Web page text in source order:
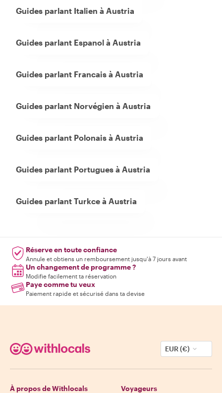
Guides parlant Italien à Austria
Guides parlant Espanol à Austria
Guides parlant Francais à Austria
Guides parlant Norvégien à Austria
Guides parlant Polonais à Austria
Guides parlant Portugues à Austria
Guides parlant Turkce à Austria
Réserve en toute confiance
Annule et obtiens un remboursement jusqu'à 7 jours avant
Un changement de programme ?
Modifie facilement ta réservation
Paye comme tu veux
Paiement rapide et sécurisé dans ta devise
EUR (€)
À propos de Withlocals Voyageurs